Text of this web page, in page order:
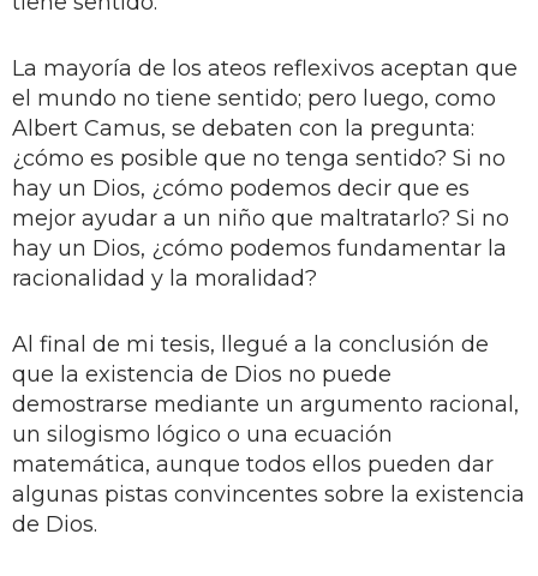
La mayoría de los ateos reflexivos aceptan que
el mundo no tiene sentido; pero luego, como
Albert Camus, se debaten con la pregunta:
¿cómo es posible que no tenga sentido? Si no
hay un Dios, ¿cómo podemos decir que es
mejor ayudar a un niño que maltratarlo? Si no
hay un Dios, ¿cómo podemos fundamentar la
racionalidad y la moralidad?
Al final de mi tesis, llegué a la conclusión de
que la existencia de Dios no puede
demostrarse mediante un argumento racional,
un silogismo lógico o una ecuación
matemática, aunque todos ellos pueden dar
algunas pistas convincentes sobre la existencia
de Dios.